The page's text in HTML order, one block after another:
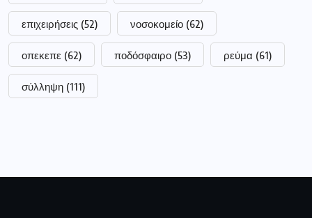
επιχειρήσεις (52) νοσοκομείο (62)
οπεκεπε (62) ποδόσφαιρο (53) ρεύμα (61)
σύλληψη (111)